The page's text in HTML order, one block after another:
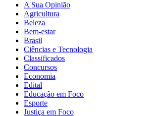
A Sua Opinião
Agricultura
Beleza
Bem-estar
Brasil
Ciências e Tecnologia
Classificados
Concursos
Economia
Edital
Educação em Foco
Esporte
Justiça em Foco